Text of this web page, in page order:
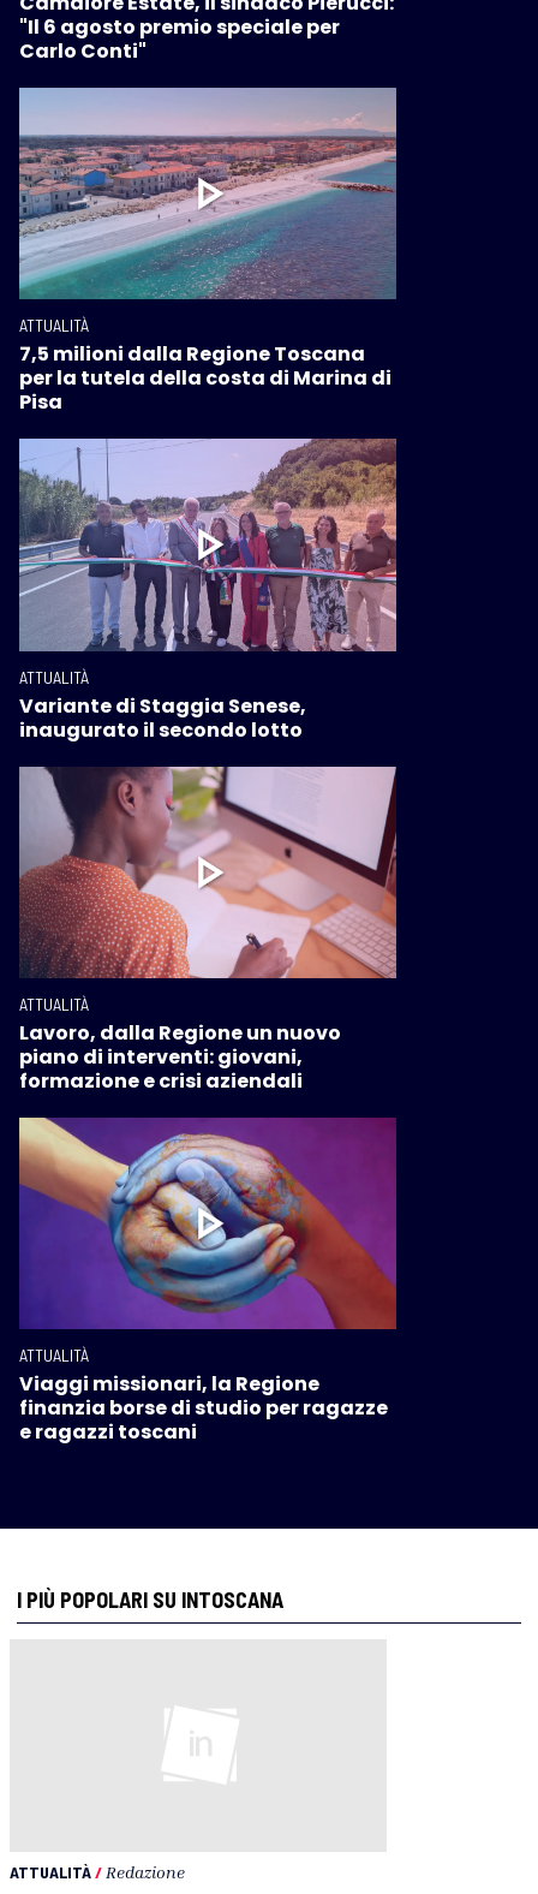
"Il 6 agosto premio speciale per
Carlo Conti"
ATTUALITÀ
7,5 milioni dalla Regione Toscana
per la tutela della costa di Marina di
Pisa
ATTUALITÀ
Variante di Staggia Senese,
inaugurato il secondo lotto
ATTUALITÀ
Lavoro, dalla Regione un nuovo
piano di interventi: giovani,
formazione e crisi aziendali
ATTUALITÀ
Viaggi missionari, la Regione
finanzia borse di studio per ragazze
e ragazzi toscani
I PIÙ POPOLARI SU INTOSCANA
ATTUALITÀ/ Redazione